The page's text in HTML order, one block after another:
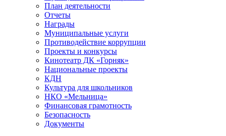
План деятельности
Отчеты
Награды
Муниципальные услуги
Противодействие коррупции
Проекты и конкурсы
Кинотеатр ДК «Горняк»
Национальные проекты
КДН
Культура для школьников
НКО «Мельница»
Финансовая грамотность
Безопасность
Документы